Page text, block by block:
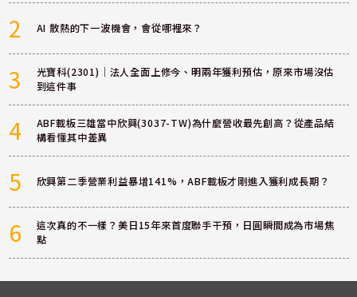
2 AI 散熱的下一波機會，會從哪裡來？
3
光寶科(2301)｜法人全面上修今、明兩年獲利預估，原來市場沒估
到這件事
4
ABF載板三雄當中欣興(3037-TW)為什麼營收最先創高？從產品結
構看懂其中差異
5 欣興第二季營業利益暴增141%，ABF載板才剛進入獲利成長期？
6
這次真的不一樣？美日15年來首度聯手干預，日圓瞬間成為市場焦
點